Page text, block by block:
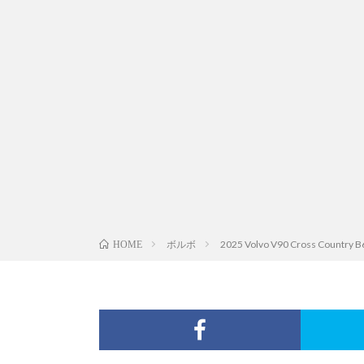
HOME ボルボ 2025 Volvo V90 Cross Country